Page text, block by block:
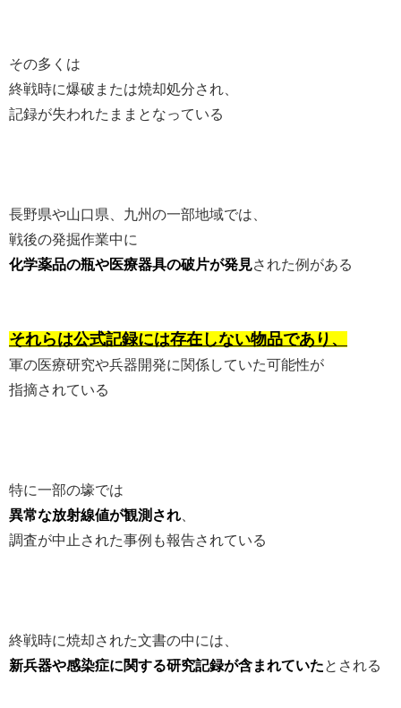
その多くは
終戦時に爆破または焼却処分され、
記録が失われたままとなっている
長野県や山口県、九州の一部地域では、
戦後の発掘作業中に
化学薬品の瓶や医療器具の破片が発見された例がある
それらは公式記録には存在しない物品であり、
軍の医療研究や兵器開発に関係していた可能性が
指摘されている
特に一部の壕では
異常な放射線値が観測され
調査が中止された事例も報告されている
終戦時に焼却された文書の中には、
新兵器や感染症に関する研究記録が含まれていた とされる